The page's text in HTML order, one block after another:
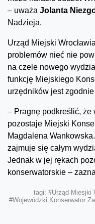
– uważa Jolanta
Nadzieja.
Urząd Miejski
problemów nieć nie
na czele nowego
funkcję Miejskiego
urzędników jest
– Pragnę podkreślić, że
pozostaje Miejski
Magdalena
zajmuje się całym
Jednak w jej rękach
konserwatorskie –
tagi: #Urząd Miesjki
#Wojewódzki Konserwator